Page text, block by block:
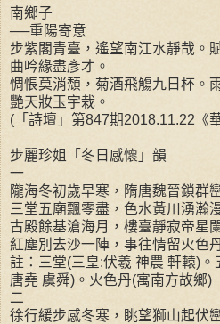
南鄉子
──重陽寄意
步紫閣青臺，遙望南江水靜哉。
曲吟緣盡彥才。
惆悵莫消頹，菊酒飛觴九日杯。
艷天妝玉宇栽。
(「詩壇」第847期2018.11.22《
步麗珍姐「冬日感懷」韻
一
隴海冬初歲早寒，隋唐魏晉鎖群
三堂五廟飄零盡，色水黃川湧瀚
古殿餘基滄海月，樓臺靜寂帝星
紅塵別去沙一陣，事往情留火色
註：三堂(三皇:伏羲 神農 軒轅)
唐堯 虞舜)。火色丹(寓南方故鄉)
二
徐行緩步感冬寒，眺望獅山起伏